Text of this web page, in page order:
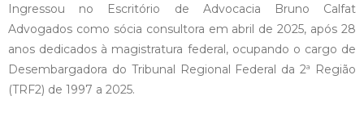
Ingressou no Escritório de Advocacia Bruno Calfat
Advogados como sócia consultora em abril de 2025, após 28
anos dedicados à magistratura federal, ocupando o cargo de
Desembargadora do Tribunal Regional Federal da 2ª Região
(TRF2) de 1997 a 2025.